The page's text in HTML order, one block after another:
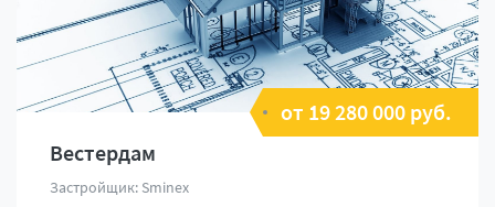
от 19 280 000 руб.
Вестердам
Застройщик: Sminex